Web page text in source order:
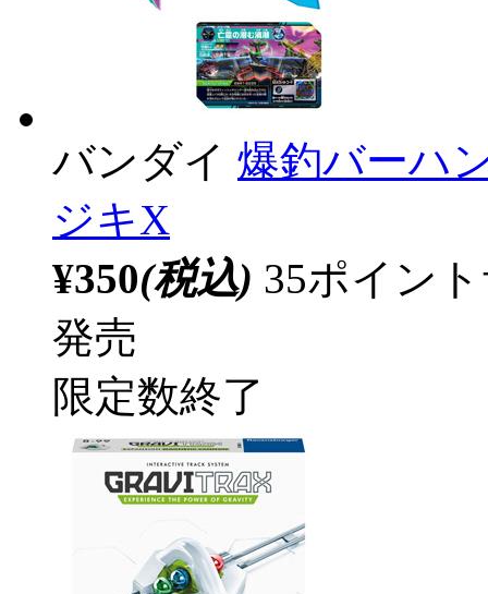
バンダイ 爆釣バーハ
ジキX
¥350(税込) 35ポイン
発売
限定数終了